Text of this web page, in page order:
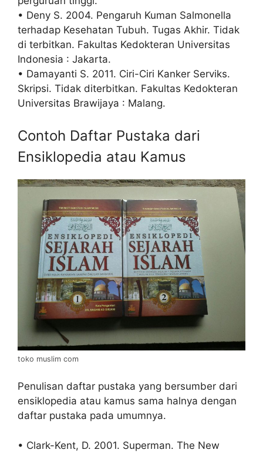
• Deny S. 2004. Pengaruh Kuman Salmonella
terhadap Kesehatan Tubuh. Tugas Akhir. Tidak
di terbitkan. Fakultas Kedokteran Universitas
Indonesia : Jakarta.
• Damayanti S. 2011. Ciri-Ciri Kanker Serviks.
Skripsi. Tidak diterbitkan. Fakultas Kedokteran
Universitas Brawijaya : Malang.
Contoh Daftar Pustaka dari
Ensiklopedia atau Kamus
toko muslim com
Penulisan daftar pustaka yang bersumber dari
ensiklopedia atau kamus sama halnya dengan
daftar pustaka pada umumnya.
• Clark-Kent, D. 2001. Superman. The New